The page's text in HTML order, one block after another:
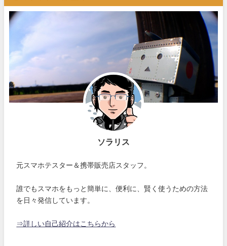
ソラリス
元スマホテスター＆携帯販売店スタッフ。
誰でもスマホをもっと簡単に、便利に、賢く使うための方法
を日々発信しています。
⇒詳しい自己紹介はこちらから